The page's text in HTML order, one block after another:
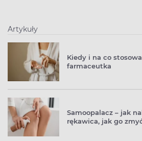
Artykuły
Kiedy i na co
farmaceutka
Samoopalacz – jak
rękawica, jak go